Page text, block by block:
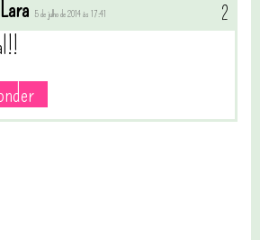
5 de julho de 2014 às 17:41